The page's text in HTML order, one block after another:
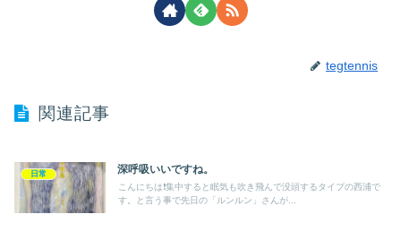
tegtennis
関連記事
日常 深呼吸いいですね。
こんにちは❗️集中すると眠気も吹き飛んで没頭するタイプの西浦で
す。と言う事で先日の「ルンルン」さんが...